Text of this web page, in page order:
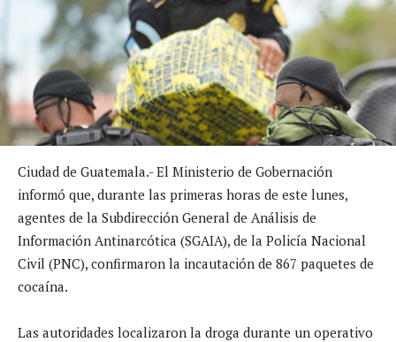
Ciudad de Guatemala.- El Ministerio de Gobernación
informó que, durante las primeras horas de este lunes,
agentes de la Subdirección General de Análisis de
Información Antinarcótica (SGAIA), de la Policía Nacional
Civil (PNC), confirmaron la incautación de 867 paquetes de
cocaína.
Las autoridades localizaron la droga durante un operativo